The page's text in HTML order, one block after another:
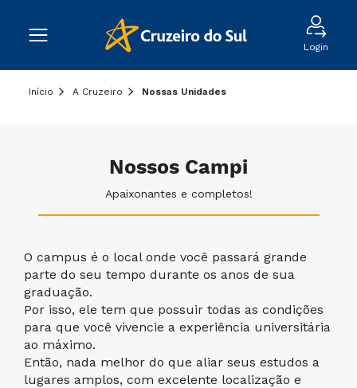
Login
Início A Cruzeiro Nossas Unidades
Nossos Campi
Apaixonantes e completos!
O campus é o local onde você passará grande
parte do seu tempo durante os anos de sua
graduação.
Por isso, ele tem que possuir todas as condições
para que você vivencie a experiência universitária
ao máximo.
Então, nada melhor do que aliar seus estudos a
lugares amplos, com excelente localização e